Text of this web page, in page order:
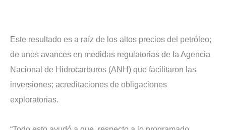
Este resultado es a raíz de los altos precios del petróleo;
de unos avances en medidas regulatorias de la Agencia
Nacional de Hidrocarburos (ANH) que facilitaron las
inversiones; acreditaciones de obligaciones
exploratorias.